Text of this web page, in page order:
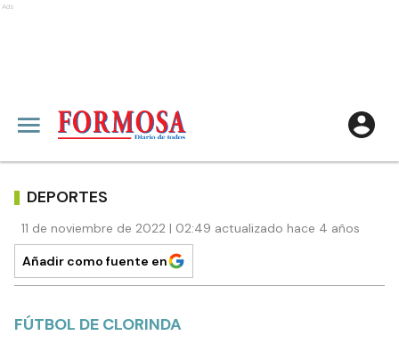
Ads
DEPORTES
11 de noviembre de 2022 | 02:49 actualizado hace 4 años
Añadir como fuente en
FÚTBOL DE CLORINDA